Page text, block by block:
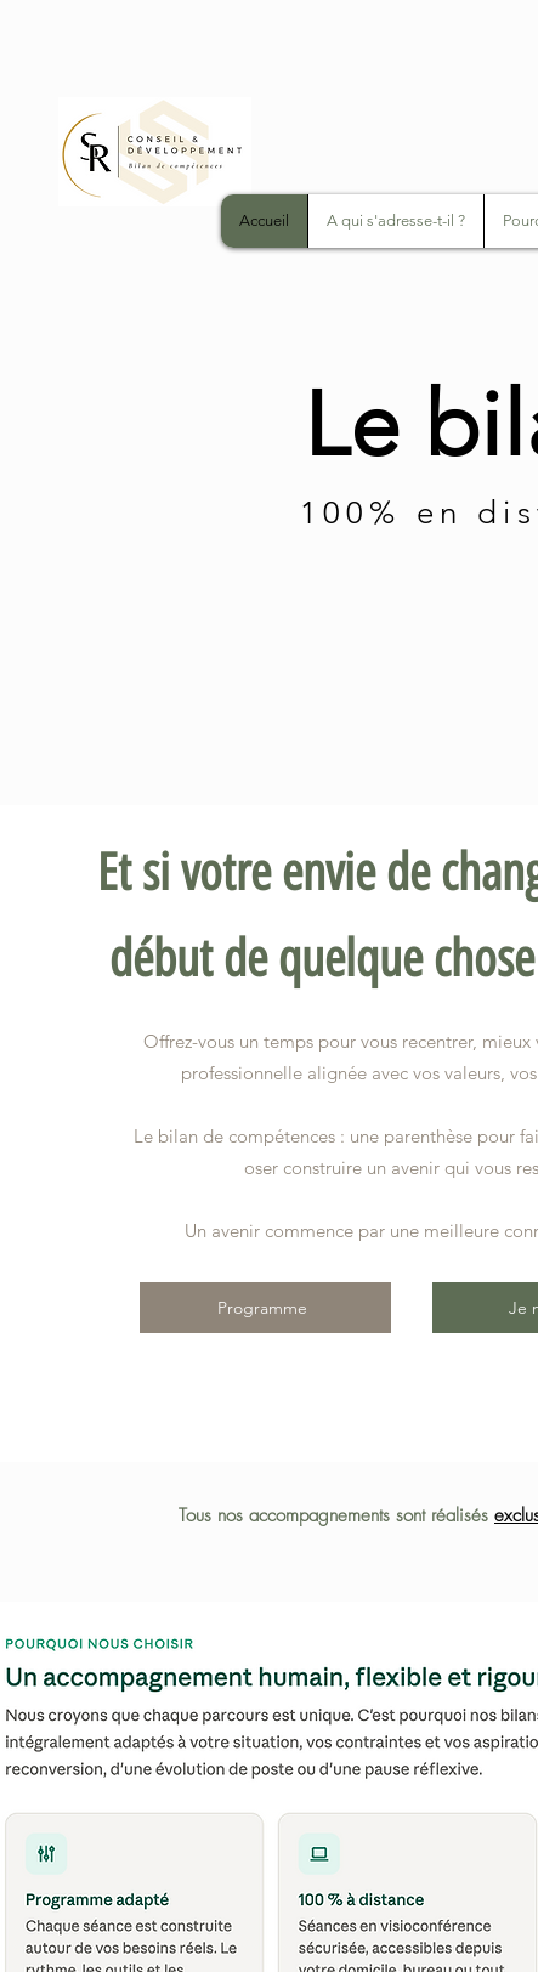
Accueil A qui s'adresse-t-il ?
Le
100% en
Et si votre envie de
début de quelque
Offrez-vous un temps pour vous recentrer,
professionnelle alignée avec vos valeurs,
Le bilan de compétences : une parenthèse pour
oser construire un avenir qui vous
Un avenir commence par une meilleure
Programme Je
Tous nos accompagnements sont réalisés